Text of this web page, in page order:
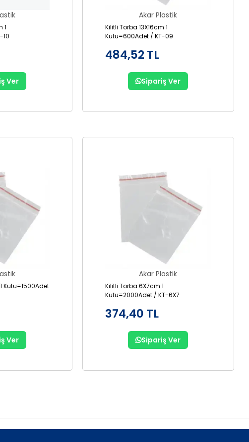
1
10
Ver
Akar Plastik
Kilitli Torba 13X16cm 1
Kutu=600Adet / KT-09
484,52 TL
Sipariş Ver
Kutu=1500Adet
Ver
Akar Plastik
Kilitli Torba 6X7cm 1
Kutu=2000Adet / KT-6X7
374,40 TL
Sipariş Ver